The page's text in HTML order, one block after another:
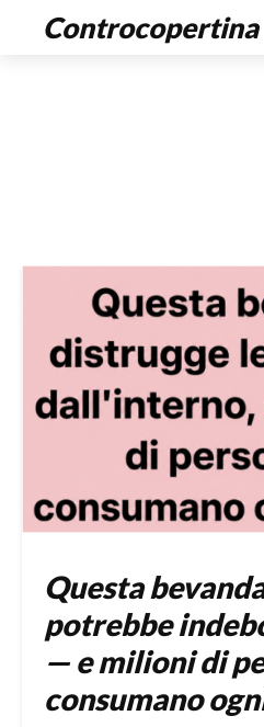
Controcopertina
Questa
potrebbe
— e milioni di
consumano